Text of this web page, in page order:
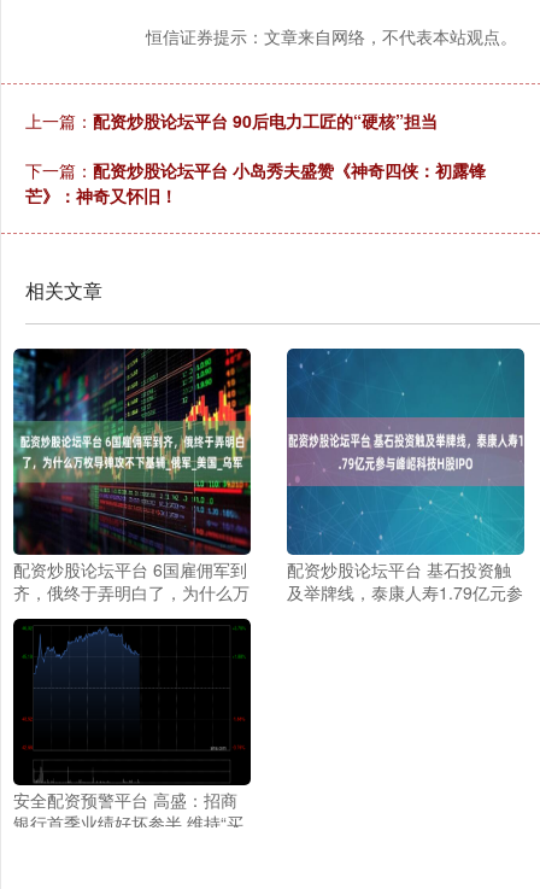
恒信证券提示：文章来自网络，不代表本站观点。
上一篇： 配资炒股论坛平台 90后电力工匠的“硬核”担当
下一篇： 配资炒股论坛平台 小岛秀夫盛赞《神奇四侠：初露锋
芒》：神奇又怀旧！
相关文章
配资炒股论坛平台 6国雇佣军到
齐，俄终于弄明白了，为什么万
枚导弹攻不下基辅_俄军_美国_
乌军
配资炒股论坛平台 基石投资触
及举牌线，泰康人寿1.79亿元参
安全配资预警平台 高盛：招商
银行首季业绩好坏参半 维持“买